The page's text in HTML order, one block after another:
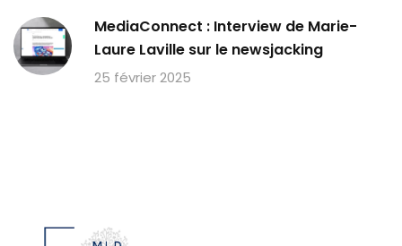
MediaConnect : Interview de Marie-
Laure Laville sur le newsjacking
25 février 2025